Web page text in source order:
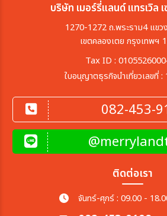
บริษัท เมอร์รี่แลนด์ แทรเวิล
1270-1272 ถ.พระราม4 แขว
เขตคลองเตย กรุงเทพฯ
Tax ID :
ใบอนุญาตธุรกิจนำเที่ยวเลขที่
082-453-
ติดต่อเรา
จันทร์-ศุกร์ : 09.00 -